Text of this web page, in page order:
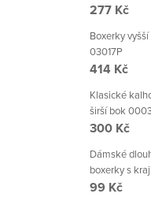
277 Kč
Boxerky
03017P
414 Kč
Klasické
širší bok
300 Kč
Dámské
boxerky s
99 Kč